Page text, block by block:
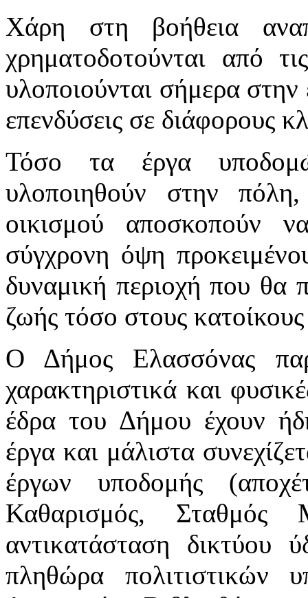
Χάρη στη βοήθεια
χρηματοδοτούνται από
υλοποιούνται σήμερα
επενδύσεις σε διάφορους
Τόσο τα έργα
υλοποιηθούν στην
οικισμού αποσκοπούν
σύγχρονη όψη
δυναμική περιοχή που θα
ζωής τόσο στους
Ο Δήμος Ελασσόνας
χαρακτηριστικά και
έδρα του Δήμου έχουν
έργα και μάλιστα
έργων υποδομής
Καθαρισμός, Σταθμός
αντικατάσταση δικτύου
πληθώρα πολιτιστικών